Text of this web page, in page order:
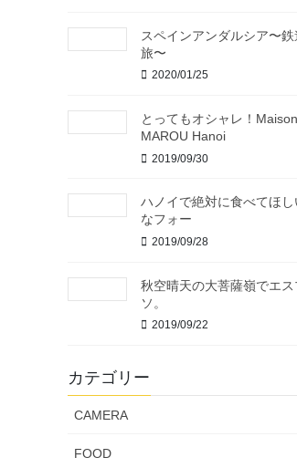
スペインアンダルシア〜
旅〜
2020/01/25
とってもオシャレ！Maison
MAROU Hanoi
2019/09/30
ハノイで絶対に食べてほ
なフォー
2019/09/28
秋空晴天の大菩薩嶺でエス
ソ。
2019/09/22
カテゴリー
CAMERA
FOOD